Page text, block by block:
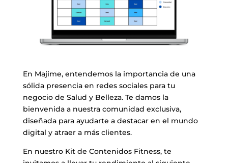
En Majime, entendemos la importancia de una
sólida presencia en redes sociales para tu
negocio de Salud y Belleza. Te damos la
bienvenida a nuestra comunidad exclusiva,
diseñada para ayudarte a destacar en el mundo
digital y atraer a más clientes.
En nuestro Kit de Contenidos Fitness, te